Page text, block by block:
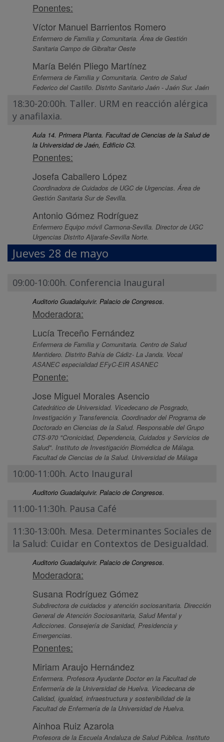
Ponentes:
Víctor Manuel Barrientos Romero
Enfermero de Familia y Comunitaria. Área de Gestión
Sanitaria Campo de Gibraltar Oeste
María Belén Pliego Martínez
Enfermera de Familia y Comunitaria. Centro de Salud
Federico del Castillo. Distrito Sanitario Jaén - Jaén Sur. Jaén
18:30-20:00h. Taller. URM en reacción alérgica
y anafilaxia.
Aula 14. Primera Planta. Facultad de Ciencias de la Salud de
la Universidad de Jaén, Edificio C3.
Ponentes:
Josefa Caballero López
Coordinadora de Cuidados de UGC de Urgencias. Área de
Gestión Sanitaria Sur de Sevilla.
Antonio Gómez Rodríguez
Enfermero Equipo móvil Carmona-Sevilla. Director de UGC
Urgencias Distrito Aljarafe-Sevilla Norte.
Jueves 28 de mayo
09:00-10:00h. Conferencia Inaugural
Auditorio Guadalquivir. Palacio de Congresos.
Moderadora:
Lucía Treceño Fernández
Enfermera de Familia y Comunitaria. Centro de Salud
Mentidero. Distrito Bahía de Cádiz- La Janda. Vocal
ASANEC especialidad EFyC-EIR ASANEC
Ponente:
Jose Miguel Morales Asencio
Catedrático de Universidad. Vicedecano de Posgrado,
Investigación y Transferencia. Coordinador del Programa de
Doctorado en Ciencias de la Salud. Responsable del Grupo
CTS-970 "Cronicidad, Dependencia, Cuidados y Servicios de
Salud". Instituto de Investigación Biomédica de Málaga.
Facultad de Ciencias de la Salud. Universidad de Málaga
10:00-11:00h. Acto Inaugural
Auditorio Guadalquivir. Palacio de Congresos.
11:00-11:30h. Pausa Café
11:30-13:00h. Mesa. Determinantes Sociales de
la Salud: Cuidar en Contextos de Desigualdad.
Auditorio Guadalquivir. Palacio de Congresos.
Moderadora:
Susana Rodríguez Gómez
Subdirectora de cuidados y atención sociosanitaria. Dirección
General de Atención Sociosanitaria, Salud Mental y
Adicciones. Consejería de Sanidad, Presidencia y
Emergencias.
Ponentes:
Miriam Araujo Hernández
Enfermera. Profesora Ayudante Doctor en la Facultad de
Enfermería de la Universidad de Huelva. Vicedecana de
Calidad, igualdad, infraestructura y sostenibilidad de la
Facultad de Enfermería de la Universidad de Huelva.
Ainhoa Ruiz Azarola
Profesora de la Escuela Andaluza de Salud Pública. Instituto